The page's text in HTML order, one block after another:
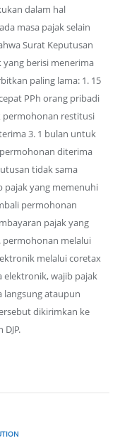
dalam hal
masa pajak selain
Surat Keputusan
yang berisi menerima
paling lama: 1. 15
PPh orang pribadi
permohonan restitusi
3. 1 bulan untuk
diterima
tidak sama
pajak yang memenuhi
permohonan
pajak yang
permohonan melalui
melalui coretax
elektronik, wajib pajak
langsung ataupun
dikirimkan ke